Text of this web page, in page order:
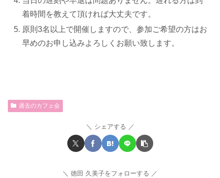
着時間を教えて頂ければ大丈夫です。
原則3名以上で開催しますので、参加ご希望の方はお
早めのお申し込みよろしくお願い致します。
過去のカフェ会
シェアする
徳田 久美子をフォローする